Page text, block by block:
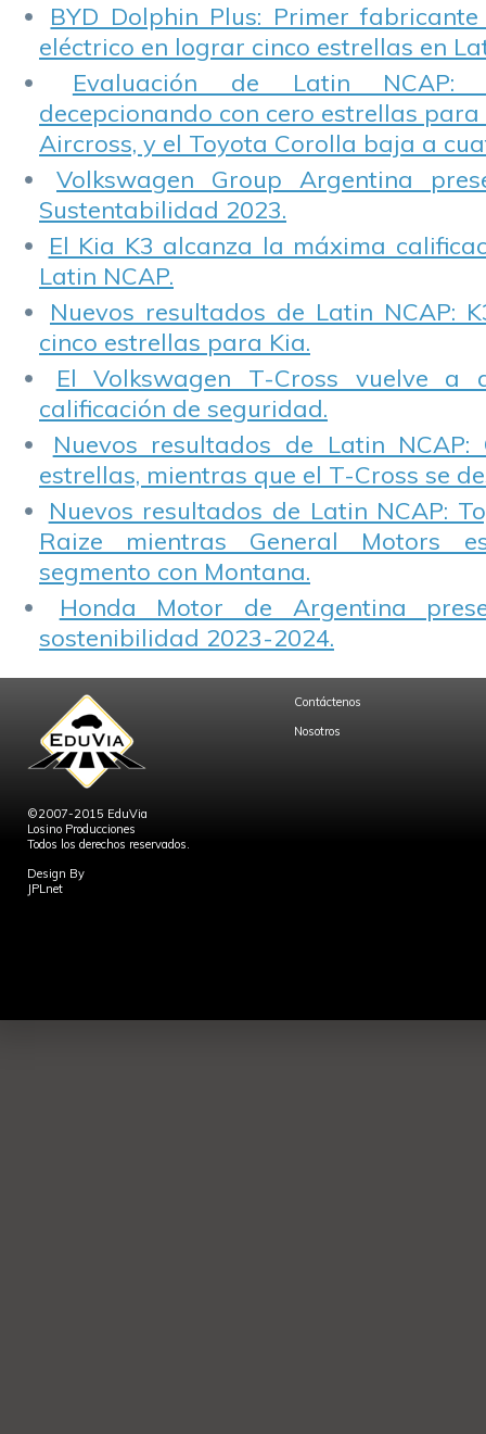
BYD Dolphin Plus: Primer
eléctrico en lograr cinco estrellas en
Evaluación de Latin NCAP:
decepcionando con cero estrellas para
Aircross, y el Toyota Corolla baja a
Volkswagen Group Argentina
Sustentabilidad 2023.
El Kia K3 alcanza la máxima
Latin NCAP.
Nuevos resultados de Latin NCAP:
cinco estrellas para Kia.
El Volkswagen T-Cross vuelve a
calificación de seguridad.
Nuevos resultados de Latin NCAP:
estrellas, mientras que el T-Cross se
Nuevos resultados de Latin NCAP:
Raize mientras General Motors
segmento con Montana.
Honda Motor de Argentina
sostenibilidad 2023-2024.
©2007-2015 EduVia
Losino Producciones
Todos los derechos reservados.
Design By
JPLnet
Contáctenos
Nosotros